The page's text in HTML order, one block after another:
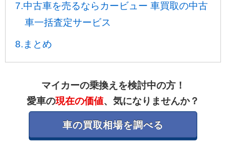
7.中古車を売るならカービュー 車買取の中古
車一括査定サービス
8.まとめ
マイカーの乗換えを検討中の方！
愛車の現在の価値、気になりませんか？
車の買取相場を調べる